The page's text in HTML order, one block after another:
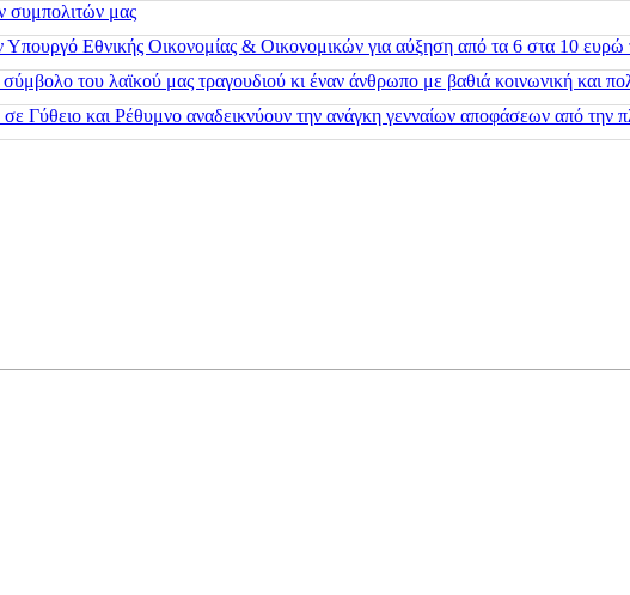
συμπολιτών μας
Υπουργό Εθνικής Οικονομίας & Οικονομικών για αύξηση από τα 6 στα 10
του λαϊκού μας τραγουδιού κι έναν άνθρωπο με βαθιά κοινωνική και
Γύθειο και Ρέθυμνο αναδεικνύουν την ανάγκη γενναίων αποφάσεων από την